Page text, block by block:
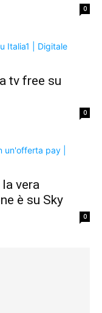
0
tv free su
0
vera
è su Sky
0